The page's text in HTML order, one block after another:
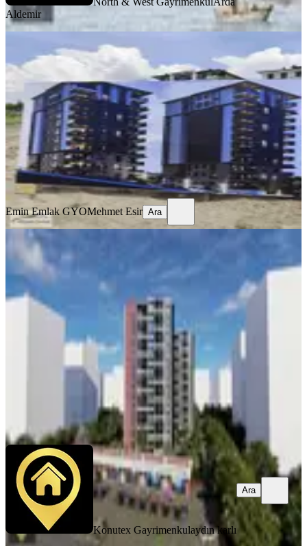
Aldemir
** Ultra Lüks Susuz 4+1 Daireler **
Yenimahalle, Susuz Mahallesi
4+1·190 m²· 1. Kat·09.07.2026
8.950.000 ₺
Emin Emlak GYOMehmet Esir
Ara
Emin Emlak GYOMehmet Esir Ara
SIFIR BİNA
Yenimahalle, Susuz Mahallesi
190 m²·Yüksek giriş 13.06.2026
7.500.000 ₺Yatırım Skoru
aydın karlı
Konutex Gayrimenkulaydın karlı
Ara